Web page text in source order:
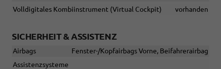
Volldigitales Kombiinstrument (Virtual Cockpit)
vorhanden
SICHERHEIT & ASSISTENZ
Airbags
Fenster-/Kopfairbags Vorne, Beifahrerairbag
Assistenzsysteme